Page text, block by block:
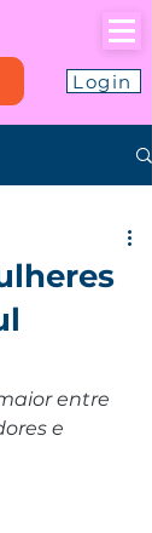
Login
entre
e